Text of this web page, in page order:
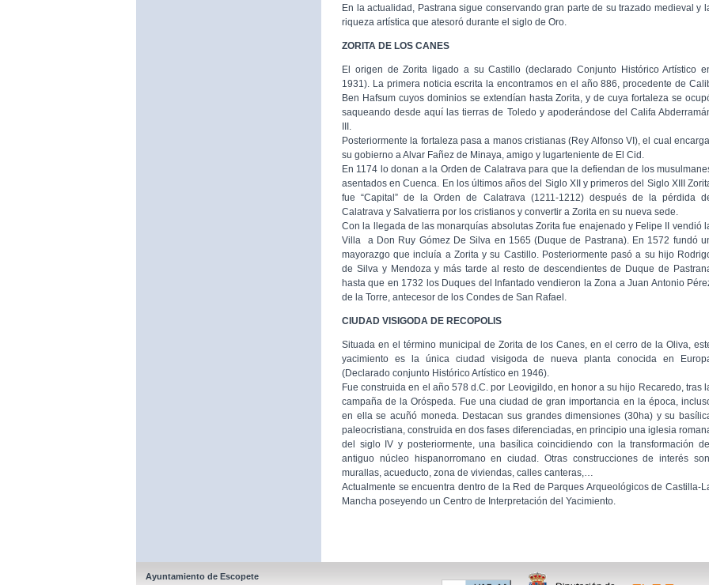
En la actualidad, Pastrana sigue conservando gran parte de su trazado medieval y
riqueza artística que atesoró durante el siglo de Oro.
ZORITA DE LOS CANES
El origen de Zorita ligado a su Castillo (declarado Conjunto Histórico Artístico
1931). La primera noticia escrita la encontramos en el año 886, procedente de
Ben Hafsum cuyos dominios se extendían hasta Zorita, y de cuya fortaleza se
saqueando desde aquí las tierras de Toledo y apoderándose del Califa
III.
Posteriormente la fortaleza pasa a manos cristianas (Rey Alfonso VI), el cual encarga
su gobierno a Alvar Fañez de Minaya, amigo y lugarteniente de El Cid.
En 1174 lo donan a la Orden de Calatrava para que la defiendan de los
asentados en Cuenca. En los últimos años del Siglo XII y primeros del Siglo XIII
fue “Capital” de la Orden de Calatrava (1211-1212) después de la pérdida
Calatrava y Salvatierra por los cristianos y convertir a Zorita en su nueva sede.
Con la llegada de las monarquías absolutas Zorita fue enajenado y Felipe II vendió
Villa a Don Ruy Gómez De Silva en 1565 (Duque de Pastrana). En 1572 fundó
mayorazgo que incluía a Zorita y su Castillo. Posteriormente pasó a su hijo
de Silva y Mendoza y más tarde al resto de descendientes de Duque de
hasta que en 1732 los Duques del Infantado vendieron la Zona a Juan Antonio
de la Torre, antecesor de los Condes de San Rafael.
CIUDAD VISIGODA DE RECOPOLIS
Situada en el término municipal de Zorita de los Canes, en el cerro de la Oliva,
yacimiento es la única ciudad visigoda de nueva planta conocida en
(Declarado conjunto Histórico Artístico en 1946).
Fue construida en el año 578 d.C. por Leovigildo, en honor a su hijo Recaredo, tras
campaña de la Oróspeda. Fue una ciudad de gran importancia en la época,
en ella se acuñó moneda. Destacan sus grandes dimensiones (30ha) y su
paleocristiana, construida en dos fases diferenciadas, en principio una iglesia
del siglo IV y posteriormente, una basílica coincidiendo con la transformación del
antiguo núcleo hispanorromano en ciudad. Otras construcciones de interés
murallas, acueducto, zona de viviendas, calles canteras,…
Actualmente se encuentra dentro de la Red de Parques Arqueológicos de Castilla-
Mancha poseyendo un Centro de Interpretación del Yacimiento.
Ayuntamiento de Escopete